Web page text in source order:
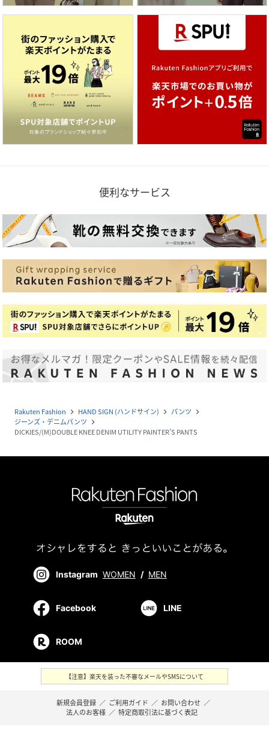
便利なサービス
Rakuten Fashion navigate_next HAND SIGN (ハンドサイン) navigate_next パンツ navigate_next
ジーンズ・デニムパンツ navigate_next
DICKIES/(M)DOUBLE KNEE DENIM UTILITY PAINTER'S PANTS
Instagram WOMEN / MEN
Facebook LINE
ROOM
【注意】楽天を装った不審なメールやSMSについて
新規会員登録 ／ ご利用ガイド ／ お問い合わせ ／
法人のお客様 ／ 特定商取引法に基づく表記